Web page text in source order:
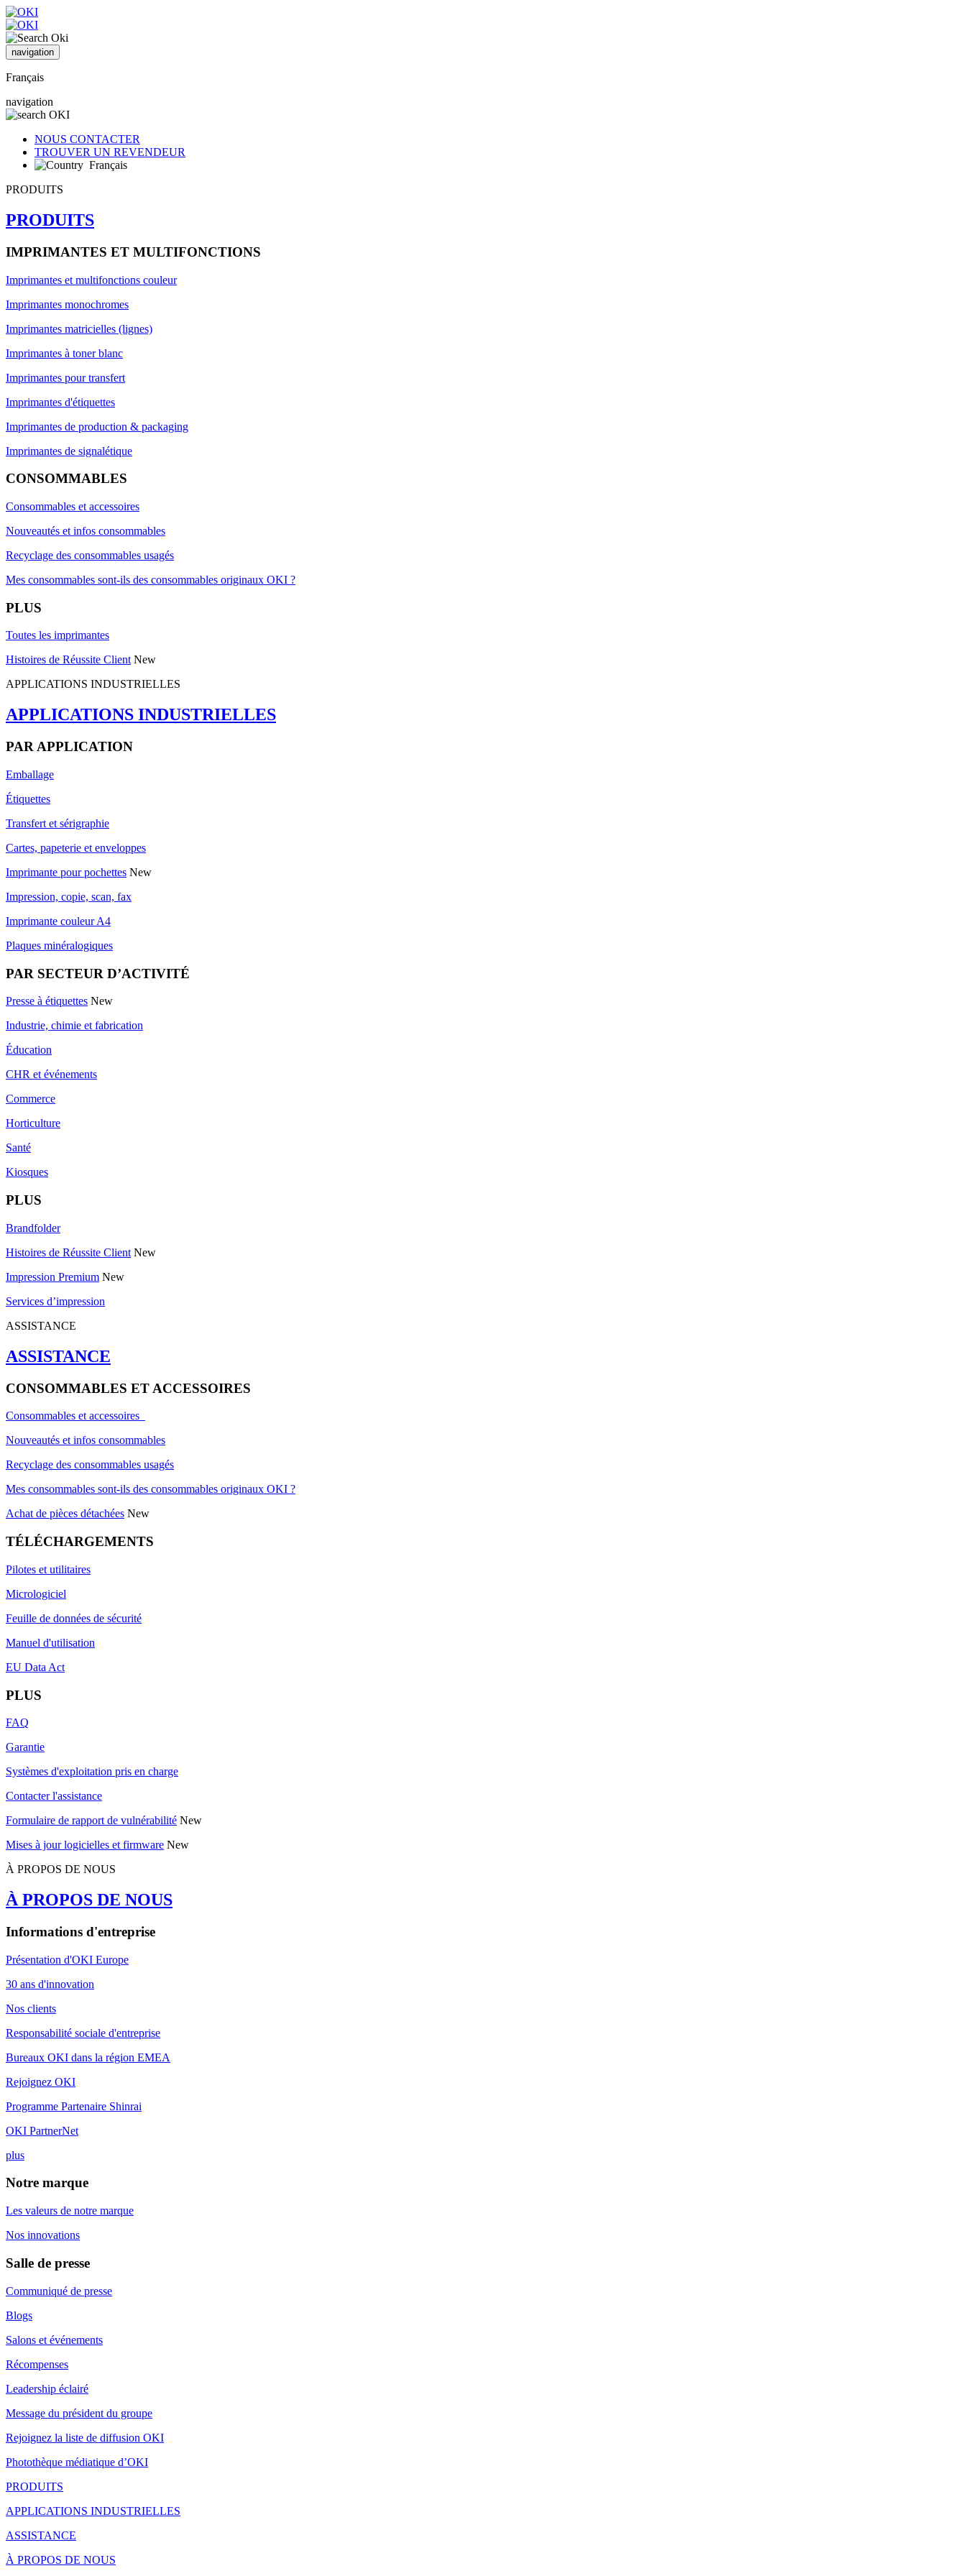
navigation
Français
navigation
NOUS CONTACTER
TROUVER UN REVENDEUR
Français
PRODUITS
PRODUITS
IMPRIMANTES ET MULTIFONCTIONS
Imprimantes et multifonctions couleur
Imprimantes monochromes
Imprimantes matricielles (lignes)
Imprimantes à toner blanc
Imprimantes pour transfert
Imprimantes d'étiquettes
Imprimantes de production & packaging
Imprimantes de signalétique
CONSOMMABLES
Consommables et accessoires
Nouveautés et infos consommables
Recyclage des consommables usagés
Mes consommables sont-ils des consommables originaux OKI ?
PLUS
Toutes les imprimantes
Histoires de Réussite Client New
APPLICATIONS INDUSTRIELLES
APPLICATIONS INDUSTRIELLES
PAR APPLICATION
Emballage
Étiquettes
Transfert et sérigraphie
Cartes, papeterie et enveloppes
Imprimante pour pochettes New
Impression, copie, scan, fax
Imprimante couleur A4
Plaques minéralogiques
PAR SECTEUR D’ACTIVITÉ
Presse à étiquettes New
Industrie, chimie et fabrication
Éducation
CHR et événements
Commerce
Horticulture
Santé
Kiosques
PLUS
Brandfolder
Histoires de Réussite Client New
Impression Premium New
Services d’impression
ASSISTANCE
ASSISTANCE
CONSOMMABLES ET ACCESSOIRES
Consommables et accessoires
Nouveautés et infos consommables
Recyclage des consommables usagés
Mes consommables sont-ils des consommables originaux OKI ?
Achat de pièces détachées New
TÉLÉCHARGEMENTS
Pilotes et utilitaires
Micrologiciel
Feuille de données de sécurité
Manuel d'utilisation
EU Data Act
PLUS
FAQ
Garantie
Systèmes d'exploitation pris en charge
Contacter l'assistance
Formulaire de rapport de vulnérabilité New
Mises à jour logicielles et firmware New
À PROPOS DE NOUS
À PROPOS DE NOUS
Informations d'entreprise
Présentation d'OKI Europe
30 ans d'innovation
Nos clients
Responsabilité sociale d'entreprise
Bureaux OKI dans la région EMEA
Rejoignez OKI
Programme Partenaire Shinrai
OKI PartnerNet
plus
Notre marque
Les valeurs de notre marque
Nos innovations
Salle de presse
Communiqué de presse
Blogs
Salons et événements
Récompenses
Leadership éclairé
Message du président du groupe
Rejoignez la liste de diffusion OKI
Photothèque médiatique d’OKI
PRODUITS
APPLICATIONS INDUSTRIELLES
ASSISTANCE
À PROPOS DE NOUS